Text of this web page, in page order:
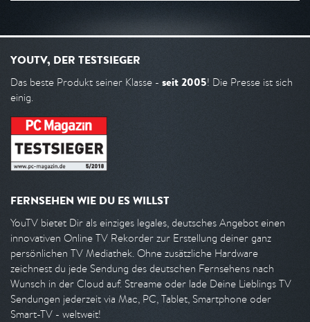
YOUTV, DER TESTSIEGER
Das beste Produkt seiner Klasse - seit 2005! Die Presse ist sich
einig.
FERNSEHEN WIE DU ES WILLST
YouTV bietet Dir als einziges legales, deutsches Angebot einen
innovativen Online TV Rekorder zur Erstellung deiner ganz
persönlichen TV Mediathek. Ohne zusätzliche Hardware
zeichnest du jede Sendung des deutschen Fernsehens nach
Wunsch in der Cloud auf. Streame oder lade Deine Lieblings TV
Sendungen jederzeit via Mac, PC, Tablet, Smartphone oder
Smart-TV - weltweit!